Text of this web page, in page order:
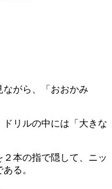
がら、「おおかみ
リルの中には「大きな
本の指で隠して、ニッ
る。